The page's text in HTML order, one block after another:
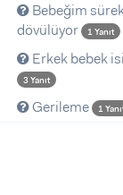
Bebeğim
dövülüyor
1 Yanıt
Erkek bebek
3 Yanıt
Gerileme 1